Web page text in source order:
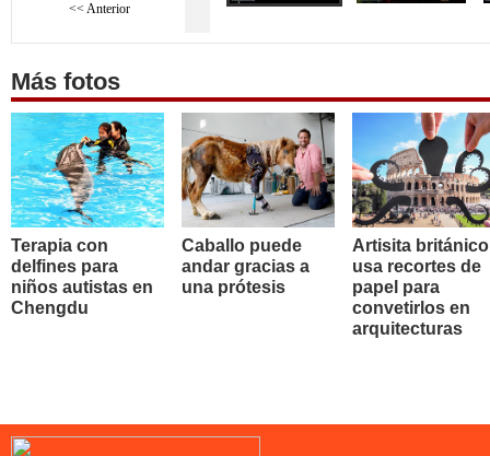
<< Anterior
Más fotos
Terapia con
delfines para
niños autistas en
Chengdu
Caballo puede
andar gracias a
una prótesis
Artisita británico
usa recortes de
papel para
convetirlos en
arquitecturas